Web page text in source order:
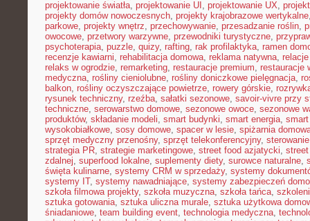
projektowanie światła, projektowanie UI , projektowanie UX,
projekty domów nowoczesnych, projekty krajobrazowe wertykalne
parkowe, projekty wnętrz, przechowywanie, przesadzanie roślin,
owocowe, przetwory warzywne, przewodniki turystyczne,
psychoterapia, puzzle, quizy, rafting, rak profilaktyka, ramen
recenzje kawiarni, rehabilitacja domowa, reklama natywna,
relaks w ogrodzie, remarketing, restauracje premium, restauracje
medyczna, rośliny cieniolubne, rośliny doniczkowe pielęgnacja,
balkon, rośliny oczyszczające powietrze, rowery górskie,
rysunek techniczny, rzeźba, sałatki sezonowe, savoir-vivre przy
techniczne, serowarstwo domowe, sezonowe owoce, sezonowe
produktów, składanie modeli, smart budynki, smart energia,
wysokobiałkowe, sosy domowe, spacer w lesie, spiżarnia
sprzęt medyczny przenośny, sprzęt telekonferencyjny,
strategia PR, strategie marketingowe, street food azjatycki, street
zdalnej, superfood lokalne, suplementy diety, surowce naturalne,
święta kulinarne, systemy CRM w sprzedaży, systemy
systemy IT, systemy nawadniające, systemy zabezpieczeń
szkoła filmowa projekty, szkoła muzyczna, szkoła tańca,
sztuka gotowania, sztuka uliczna murale, sztuka użytkowa
śniadaniowe, team building event, technologia medyczna,